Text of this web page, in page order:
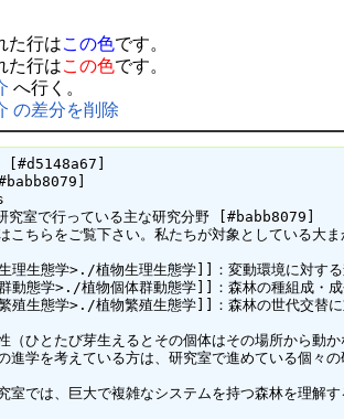
た行はこの色です。
た行はこの色です。
へ行く。
の差分を削除
[#d5148a67]
室で行っている主な研究分野 [#babb8079]
こちらをご覧下さい。私たちが対象としている大
生態学>./植物生理生態学]]：変動環境に対す
態学>./植物個体群動態学]]：森林の種組成・
生態学>./植物繁殖生態学]]：森林の世代交替
（ひとたび芽生えるとその個体はその場所から動
学を考えている方は、研究室で進めている個
室では、巨大で複雑なシステムを持つ森林を理解